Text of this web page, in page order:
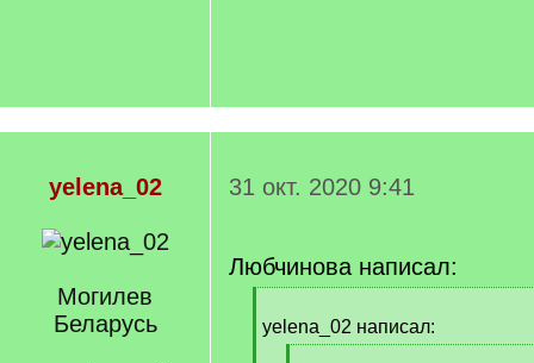
yelena_02
Могилев
Беларусь
31 окт. 2020 9:41
Любчинова написал:
q
yelena_02 написал: